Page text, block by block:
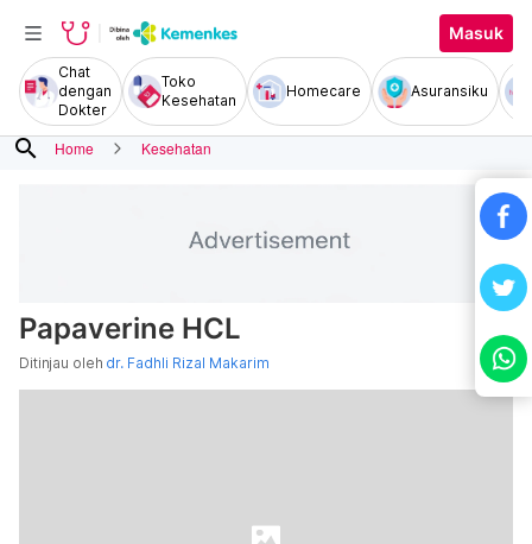
Masuk
Chat
dengan
Dokter
Toko
Kesehatan
Homecare Asuransiku
search Home Kesehatan
Papaverine HCL
Ditinjau oleh dr. Fadhli Rizal Makarim